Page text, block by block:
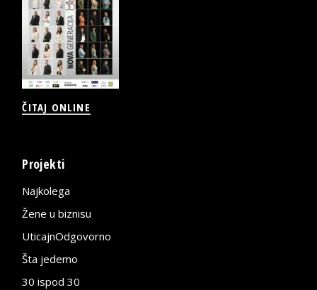
ČITAJ ONLINE
Projekti
Najkolega
Žene u biznisu
UticajnOdgovorno
Šta jedemo
30 ispod 30